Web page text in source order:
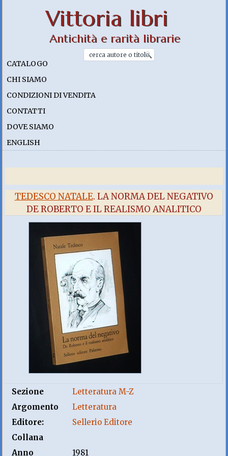
Vittoria libri
Antichità e rarità librarie
CATALOGO
CHI SIAMO
CONDIZIONI DI VENDITA
CONTATTI
DOVE SIAMO
ENGLISH
TEDESCO NATALE. LA NORMA DEL NEGATIVO
DE ROBERTO E IL REALISMO ANALITICO
Sezione
Letteratura M-Z
Argomento
Letteratura
Editore:
Sellerio Editore
Collana
Anno
1981